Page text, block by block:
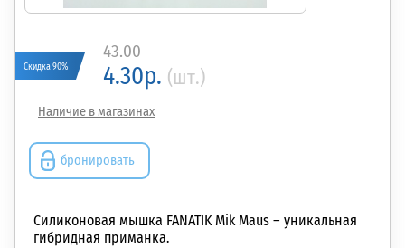
Скидка 90%
43.00
4.30р. (шт.)
Наличие в магазинах
бронировать
Силиконовая мышка FANATIK Mik Maus – уникальная
гибридная приманка.